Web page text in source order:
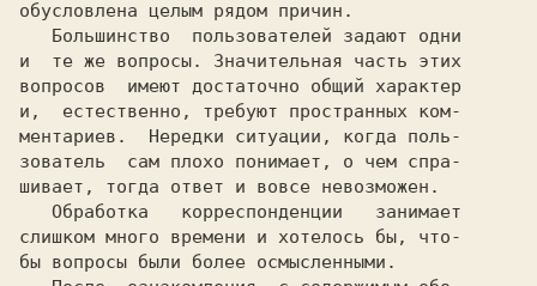
обусловлена целым рядом причин.
и  те же вопросы. Значительная часть этих
вопросов  имеют достаточно общий характер
и,  естественно, требуют пространных ком-
ментариев.  Нередки ситуации, когда поль-
зователь  сам плохо понимает, о чем спра-
шивает, тогда ответ и вовсе невозможен.
слишком много времени и хотелось бы, что-
бы вопросы были более осмысленными.